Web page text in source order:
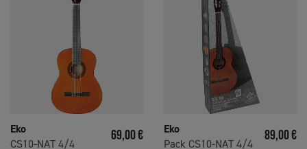
Eko
CS10-NAT 4/4
Prix
69,00 €
Eko
Pack CS10-NAT 4/4
Prix
89,00 €